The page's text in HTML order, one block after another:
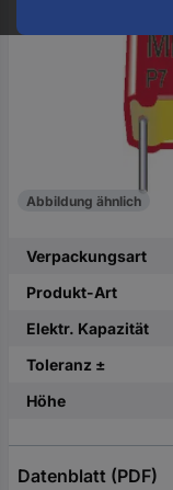
Abbildung ähnlich
Verpackungsart
Produkt-Art
Elektr. Kapazität
Toleranz ±
Höhe
Datenblatt (PDF)